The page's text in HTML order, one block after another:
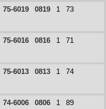
75-6019 0819 1
73
75-6016 0816 1
71
75-6013 0813 1
74
74-6006 0806 1
89